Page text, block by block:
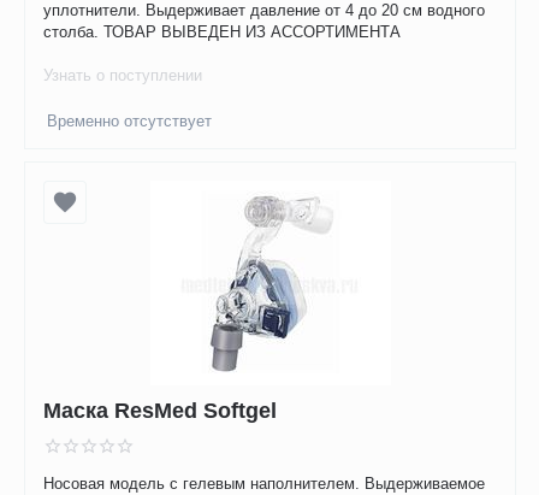
уплотнители. Выдерживает давление от 4 до 20 см водного
столба. ТОВАР ВЫВЕДЕН ИЗ АССОРТИМЕНТА
Узнать о поступлении
Временно отсутствует
Маска ResMed Softgel
Носовая модель с гелевым наполнителем. Выдерживаемое